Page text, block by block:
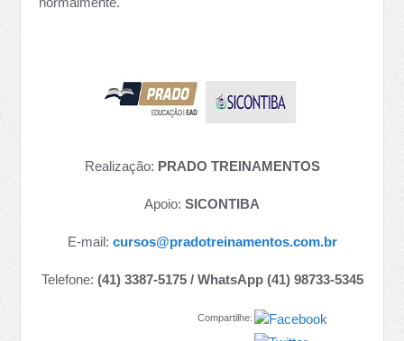
Realização: PRADO TREINAMENTOS
Apoio: SICONTIBA
E-mail: cursos@pradotreinamentos.com.br
Telefone: (41) 3387-5175 / WhatsApp (41) 98733-5345
Compartilhe: